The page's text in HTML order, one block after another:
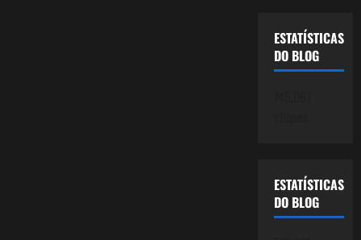
ESTATÍSTICAS
DO BLOG
ESTATÍSTICAS
DO BLOG